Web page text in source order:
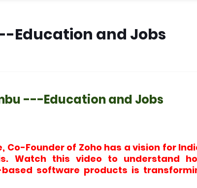
Education and Jobs
---Education and Jobs
Co-Founder of Zoho has a vision for
Watch this video to understand
software products is